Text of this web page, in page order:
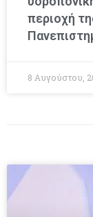
περιοχή
8 Αυγούστου,